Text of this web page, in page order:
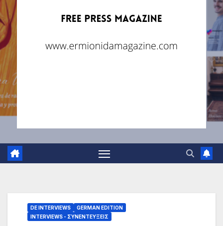
DE INTERVIEWS
GERMAN EDITION
INTERVIEWS - ΣΥΝΕΝΤΕΎΞΕΙΣ